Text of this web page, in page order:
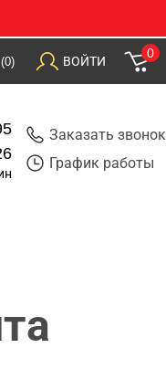
(0) ВОЙТИ
0
Заказать звонок
График работы